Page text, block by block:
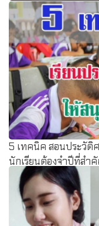
วิธีสอนภาษาอังกฤษลูก
อนาคตที่ดีของลูก คลิก
5 เทคนิค สอนประวัติศ
นักเรียนต้องจำปีที่สำ